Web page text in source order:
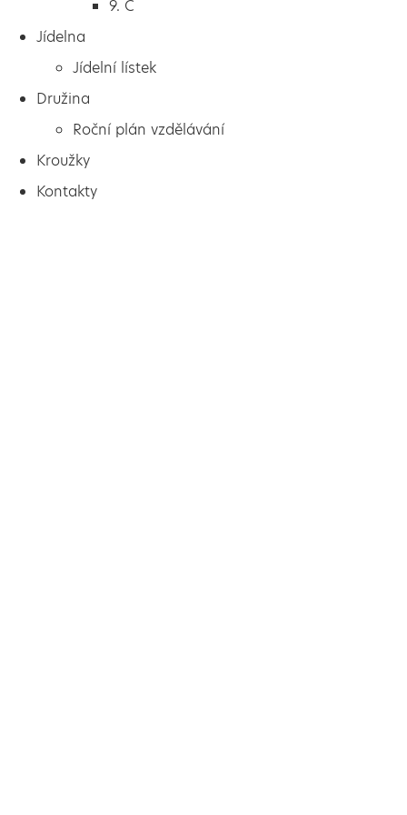
9. C
Jídelna
Jídelní lístek
Družina
Roční plán vzdělávání
Kroužky
Kontakty